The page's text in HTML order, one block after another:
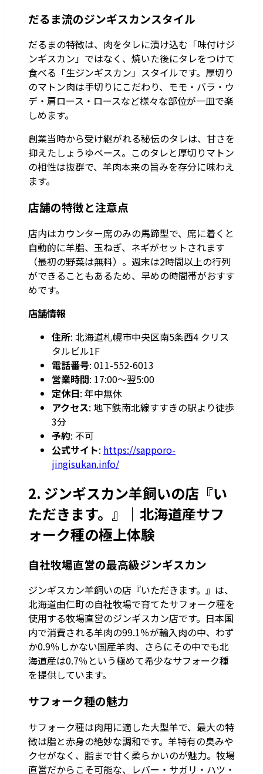
だるま流のジンギスカンスタイル
だるまの特徴は、肉をタレに漬け込む「味付けジ
ンギスカン」ではなく、焼いた後にタレをつけて
食べる「生ジンギスカン」スタイルです。厚切り
のマトン肉は手切りにこだわり、モモ・バラ・ウ
デ・肩ロース・ロースなど様々な部位が一皿で楽
しめます。
創業当時から受け継がれる秘伝のタレは、甘さを
抑えたしょうゆベース。このタレと厚切りマトン
の相性は抜群で、羊肉本来の旨みを存分に味わえ
ます。
店舗の特徴と注意点
店内はカウンター席のみの馬蹄型で、席に着くと
自動的に羊脂、玉ねぎ、ネギがセットされます
（最初の野菜は無料）。週末は2時間以上の行列
ができることもあるため、早めの時間帯がおすす
めです。
店舗情報
住所: 北海道札幌市中央区南5条西4 クリス
タルビル1F
電話番号: 011-552-6013
営業時間: 17:00～翌5:00
定休日: 年中無休
アクセス: 地下鉄南北線すすきの駅より徒歩
3分
予約: 不可
公式サイト: https://sapporo-
jingisukan.info/
2. ジンギスカン羊飼いの店『い
ただきます。』｜北海道産サフ
ォーク種の極上体験
自社牧場直営の最高級ジンギスカン
ジンギスカン羊飼いの店『いただきます。』は、
北海道由仁町の自社牧場で育てたサフォーク種を
使用する牧場直営のジンギスカン店です。日本国
内で消費される羊肉の99.1％が輸入肉の中、わず
か0.9％しかない国産羊肉、さらにその中でも北
海道産は0.7％という極めて希少なサフォーク種
を提供しています。
サフォーク種の魅力
サフォーク種は肉用に適した大型羊で、最大の特
徴は脂と赤身の絶妙な調和です。羊特有の臭みや
クセがなく、脂まで甘く柔らかいのが魅力。牧場
直営だからこそ可能な、レバー・サガリ・ハツ・